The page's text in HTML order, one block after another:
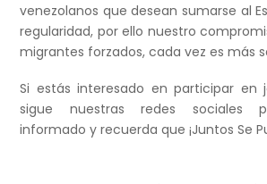
venezolanos que desean sumarse al
regularidad, por ello nuestro
migrantes forzados, cada vez es más
Si estás interesado en participar en
sigue nuestras redes sociales
informado y recuerda que ¡Juntos Se